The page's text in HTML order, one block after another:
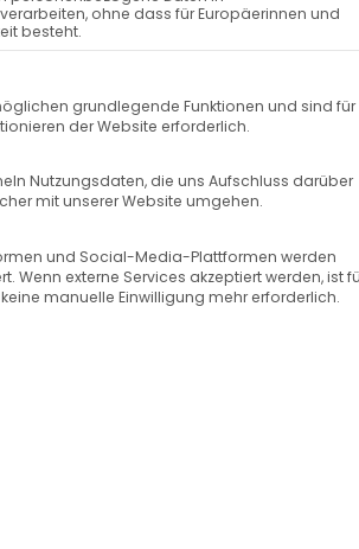
ohne dass für Europäerinnen und
besteht.
Service-Gruppen, für die eine
grundlegende Funktionen und sind
der Website erforderlich.
Nutzungsdaten, die uns Aufschluss darüber
mit unserer Website umgehen.
und Social-Media-Plattformen werden
Wenn externe Services akzeptiert werden, ist
manuelle Einwilligung mehr erforderlich.